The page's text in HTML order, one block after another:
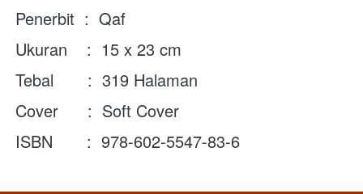
Penerbit  :  Qaf
Ukuran    :  15 x 23 cm
Tebal       :  319 Halaman
Cover      :  Soft Cover
ISBN       :  978-602-5547-83-6